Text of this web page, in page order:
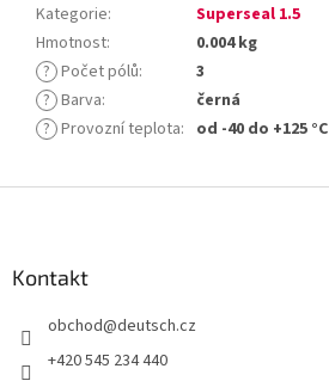
Kategorie:
Superseal 1.5
Hmotnost:
0.004 kg
? Počet pólů:
3
? Barva:
černá
? Provozní teplota: od -40 do +125 °C
Kontakt
obchod@deutsch.cz
+420 545 234 440